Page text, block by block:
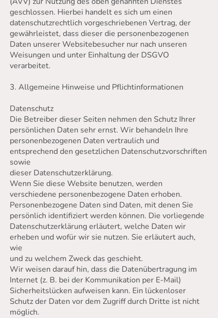
geschlossen. Hierbei handelt es sich um einen
datenschutzrechtlich vorgeschriebenen Vertrag, der
gewährleistet, dass dieser die personenbezogenen
Daten unserer Websitebesucher nur nach unseren
Weisungen und unter Einhaltung der DSGVO
verarbeitet.
3. Allgemeine Hinweise und Pflichtinformationen
Datenschutz
Die Betreiber dieser Seiten nehmen den Schutz Ihrer
persönlichen Daten sehr ernst. Wir behandeln Ihre
personenbezogenen Daten vertraulich und
entsprechend den gesetzlichen Datenschutzvorschriften
sowie
dieser Datenschutzerklärung.
Wenn Sie diese Website benutzen, werden
verschiedene personenbezogene Daten erhoben.
Personenbezogene Daten sind Daten, mit denen Sie
persönlich identifiziert werden können. Die vorliegende
Datenschutzerklärung erläutert, welche Daten wir
erheben und wofür wir sie nutzen. Sie erläutert auch,
wie
und zu welchem Zweck das geschieht.
Wir weisen darauf hin, dass die Datenübertragung im
Internet (z. B. bei der Kommunikation per E-Mail)
Sicherheitslücken aufweisen kann. Ein lückenloser
Schutz der Daten vor dem Zugriff durch Dritte ist nicht
möglich.